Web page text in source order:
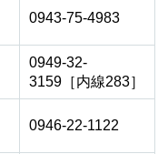
0943-75-4983
0949-32-
3159［内線283］
0946-22-1122